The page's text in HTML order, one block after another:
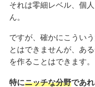
それは零細レベル、個
ん。
ですが、確かにこうい
とはできませんが、あ
を作ることはできます。
特にニッチな分野であ